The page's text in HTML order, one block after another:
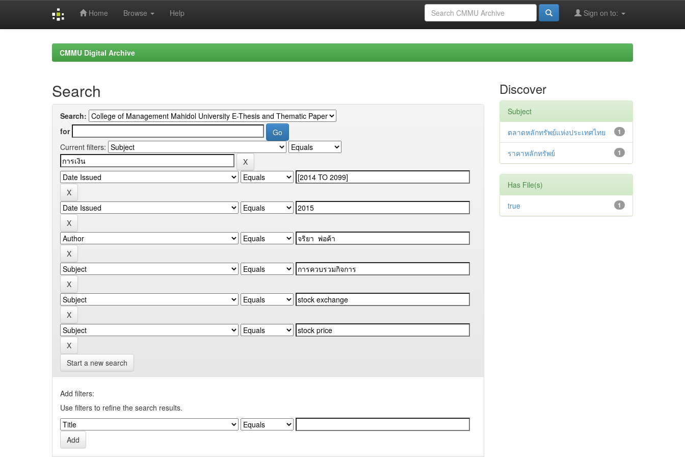
Home Browse Help Sign on to:
CMMU Digital Archive
Search
Search:
for
Current filters:
Start a new search
Add filters:
Use filters to refine the search results.
Discover
Subject
1
ตลาดหลักทรัพย์แห่งประเทศไทย
1
ราคาหลักทรัพย์
Has File(s)
1
true